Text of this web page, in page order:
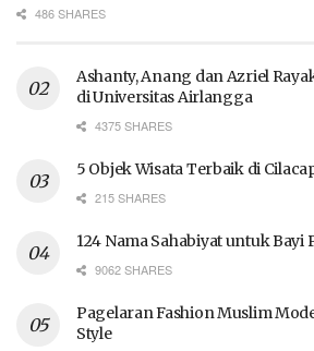
486 SHARES
Ashanty, Anang dan Azriel
di Universitas Airlangga
4375 SHARES
5 Objek Wisata Terbaik di
215 SHARES
124 Nama Sahabiyat untuk Bayi
9062 SHARES
Pagelaran Fashion Muslim
Style